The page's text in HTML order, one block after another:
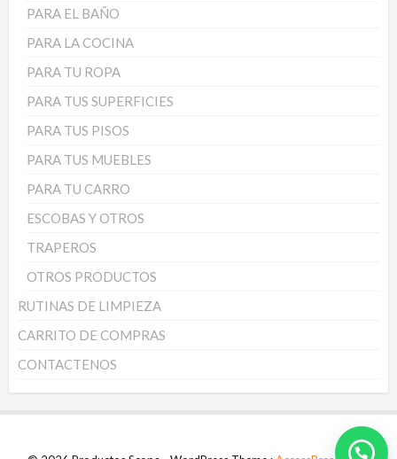
PARA EL BAÑO
PARA LA COCINA
PARA TU ROPA
PARA TUS SUPERFICIES
PARA TUS PISOS
PARA TUS MUEBLES
PARA TU CARRO
ESCOBAS Y OTROS
TRAPEROS
OTROS PRODUCTOS
RUTINAS DE LIMPIEZA
CARRITO DE COMPRAS
CONTACTENOS